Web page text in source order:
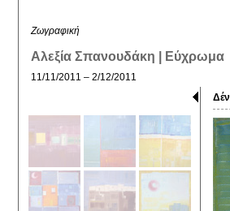
Ζωγραφική
Αλεξία Σπανουδάκη | Εύχρωμα
11/11/2011 – 2/12/2011